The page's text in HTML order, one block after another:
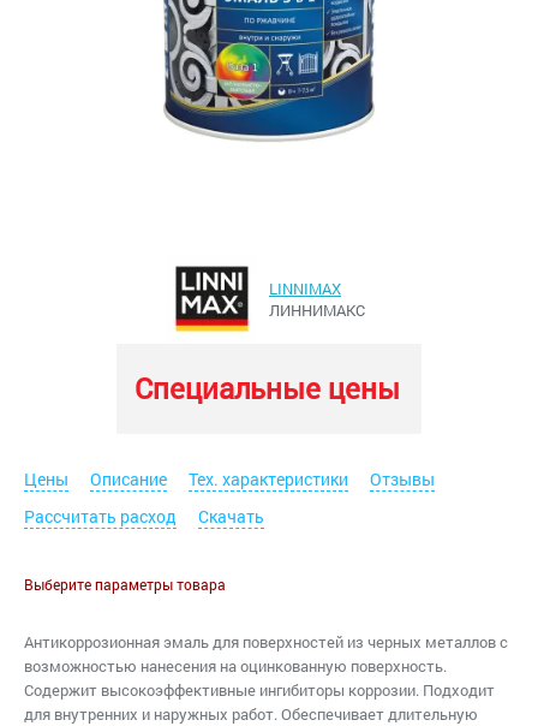
LINNIMAX
ЛИННИМАКС
Специальные цены
Цены Описание Тех. характеристики
Отзывы
Рассчитать расход
Скачать
Выберите параметры товара
Антикоррозионная эмаль для поверхностей из черных металлов с
возможностью нанесения на оцинкованную поверхность.
Содержит высокоэффективные ингибиторы коррозии. Подходит
для внутренних и наружных работ. Обеспечивает длительную